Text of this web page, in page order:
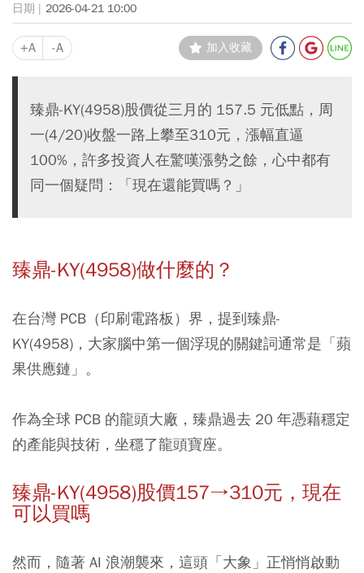
2026-04-21 10:00
+A -A 加入收藏
臻鼎-KY(4958)股價從三月的 157.5 元低點，周
一(4/20)收盤一路上攀至310元，漲幅直逼
100%，許多投資人在驚嘆漲勢之餘，心中都有
同一個疑問：「現在還能買嗎？」
臻鼎-KY(4958)做什麼的？
在台灣 PCB（印刷電路板）界，提到臻鼎-
KY(4958)，大家腦中第一個浮現的關鍵詞通常是「蘋
果供應鏈」。
作為全球 PCB 的龍頭大廠，臻鼎過去 20 年憑藉穩定
的產能與技術，坐穩了龍頭寶座。
臻鼎-KY(4958)股價157→310元，現在
可以買嗎
然而，隨著 AI 浪潮襲來，這頭「大象」正悄悄啟動